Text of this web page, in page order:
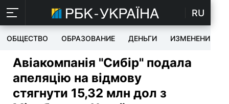
RU
ОБЩЕСТВО ОБРАЗОВАНИЕ ДЕНЬГИ ИЗМЕНЕНИЯ
Авіакомпанія "Сибір" подала
апеляцію на відмову
стягнути 15,32 млн дол з